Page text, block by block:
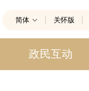
简体 关怀版
政民互动